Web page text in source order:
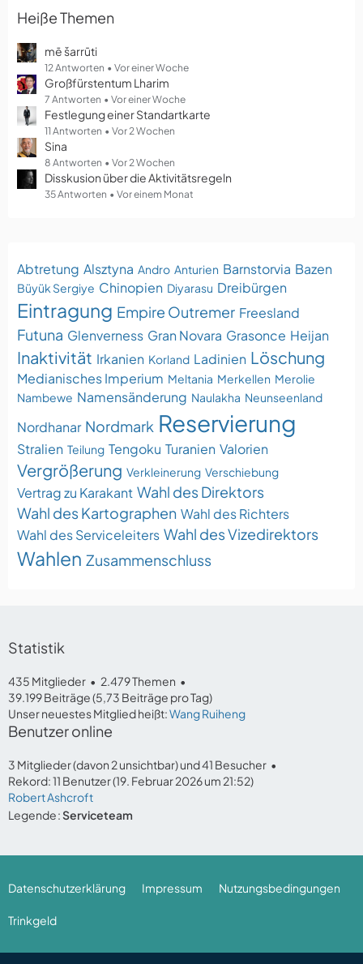
Heiße Themen
mē šarrūti
12 Antworten Vor einer Woche
Großfürstentum Lharim
7 Antworten Vor einer Woche
Festlegung einer Standartkarte
11 Antworten Vor 2 Wochen
Sina
8 Antworten Vor 2 Wochen
Disskusion über die Aktivitätsregeln
35 Antworten Vor einem Monat
Abtretung Alsztyna Andro Anturien Barnstorvia Bazen
Büyük Sergiye Chinopien Diyarasu Dreibürgen
Eintragung Empire Outremer Freesland
Futuna Glenverness Gran Novara Grasonce Heijan
Inaktivität Irkanien Korland Ladinien Löschung
Medianisches Imperium Meltania Merkellen Merolie
Nambewe Namensänderung Naulakha Neunseenland
Nordhanar Nordmark Reservierung
Stralien Teilung Tengoku Turanien Valorien
Vergrößerung Verkleinerung Verschiebung
Vertrag zu Karakant Wahl des Direktors
Wahl des Kartographen Wahl des Richters
Wahl des Serviceleiters Wahl des Vizedirektors
Wahlen Zusammenschluss
Statistik
435 Mitglieder
2.479 Themen
39.199 Beiträge (5,73 Beiträge pro Tag)
Unser neuestes Mitglied heißt:Wang Ruiheng
Benutzer online
3 Mitglieder (davon 2 unsichtbar) und 41 Besucher
Rekord: 11 Benutzer (19. Februar 2026 um 21:52)
Robert Ashcroft
Legende Serviceteam
Datenschutzerklärung Impressum Nutzungsbedingungen
Trinkgeld